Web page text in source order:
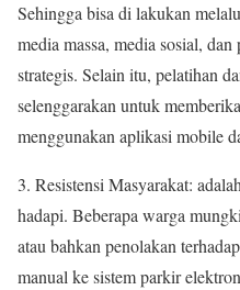
Sehingga bisa di lakukan
media massa, media sosial,
strategis. Selain itu, pelatihan
selenggarakan untuk
menggunakan aplikasi mobile
3. Resistensi Masyarakat:
hadapi. Beberapa warga
atau bahkan penolakan
manual ke sistem parkir